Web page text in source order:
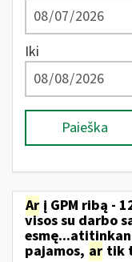
Iki
Paieška
Ar į GPM ribą -
visos su darbo
pajamos, ar tik